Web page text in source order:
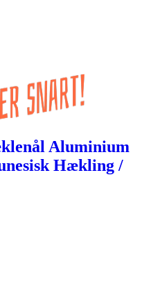
Aluminium
Hækling /